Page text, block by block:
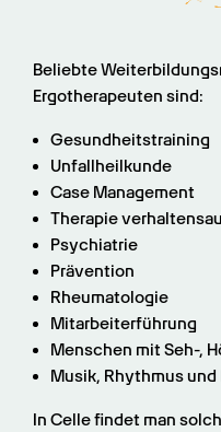
Beliebte
Ergotherapeuten sind:
Gesundheitstraining
Unfallheilkunde
Case Management
Therapie
Psychiatrie
Prävention
Rheumatologie
Mitarbeiterführung
Menschen mit Seh-,
Musik, Rhythmus
In Celle findet man